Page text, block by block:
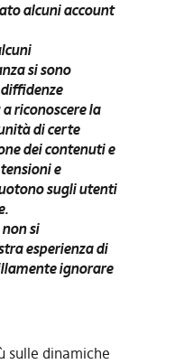
alcuni account
si sono
riconoscere la
di certe
dei contenuti e
e
sugli utenti
si
esperienza di
ignorare
sulle dinamiche